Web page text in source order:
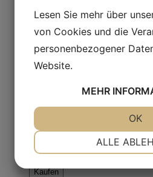
Diamantpaste
Aka-Paste Poly 15 µm
Diamantpaste
Aka-Paste Poly 3 µm
Kaufen
Lesen Sie mehr über
von Cookies und die
personenbezogener
Website.
MEHR
ALLE
OK